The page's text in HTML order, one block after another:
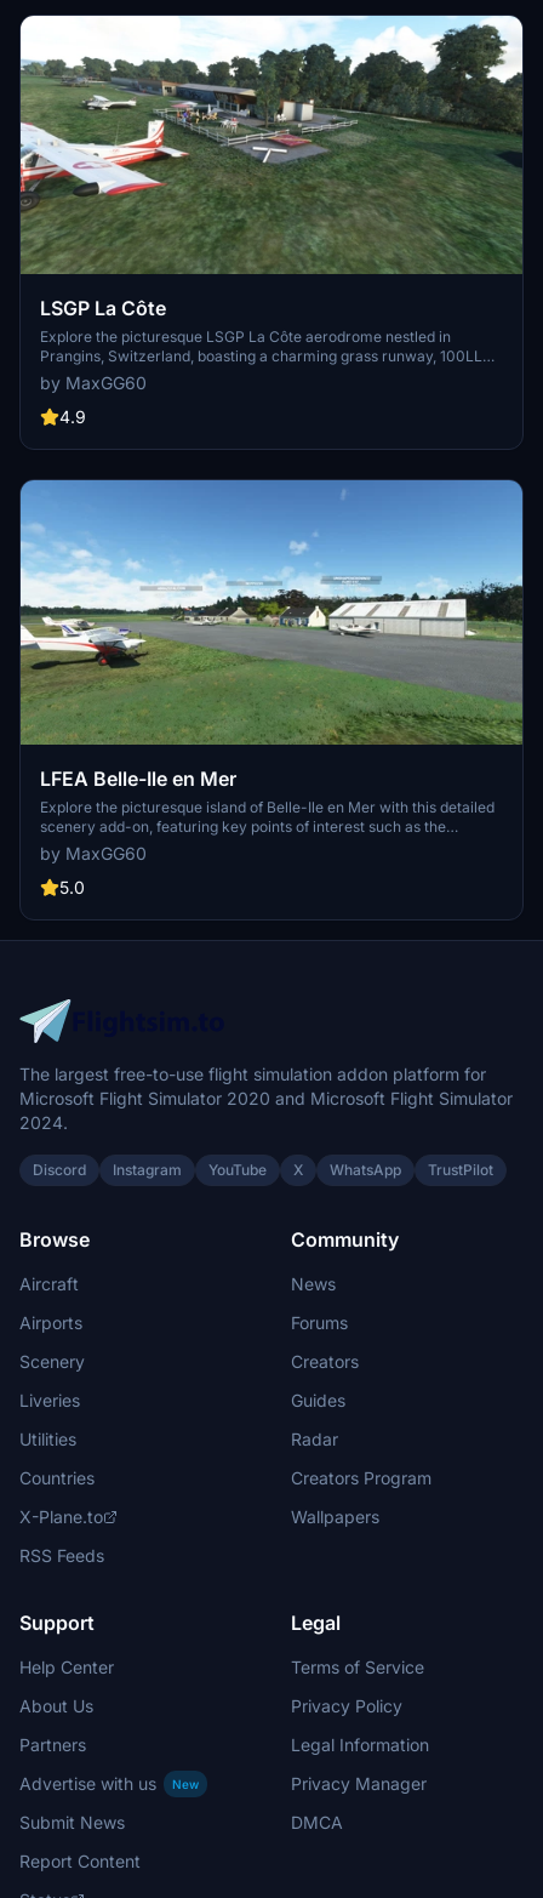
LSGP La Côte
Explore the picturesque LSGP La Côte aerodrome nestled in
Prangins, Switzerland, boasting a charming grass runway, 100LL
station, and artistically adorned hangars. Embark on your flights in
this tranquil setting between Geneva and Lausanne, with ongoing
updates to enhance your virtual aviation experience.
by MaxGG60
4.9
LFEA Belle-Ile en Mer
Explore the picturesque island of Belle-Ile en Mer with this detailed
scenery add-on, featuring key points of interest such as the
aerodrome, lighthouses, and the Palace with its citadel. Enjoy an
enhanced coastline with removed unsightly trees, and anticipate
more POIs to be added in the future. This add-on is compatible with
experience.
by MaxGG60
5.0
The largest free-to-use flight simulation addon platform for
Microsoft Flight Simulator 2020 and Microsoft Flight Simulator
2024.
Discord Instagram YouTube X WhatsApp TrustPilot
Browse
Aircraft
Airports
Scenery
Liveries
Utilities
Countries
X-Plane.to
RSS Feeds
Community
News
Forums
Creators
Guides
Radar
Creators Program
Wallpapers
Support
Help Center
About Us
Partners
Advertise with us
New
Submit News
Report Content
Legal
Terms of Service
Privacy Policy
Legal Information
Privacy Manager
DMCA